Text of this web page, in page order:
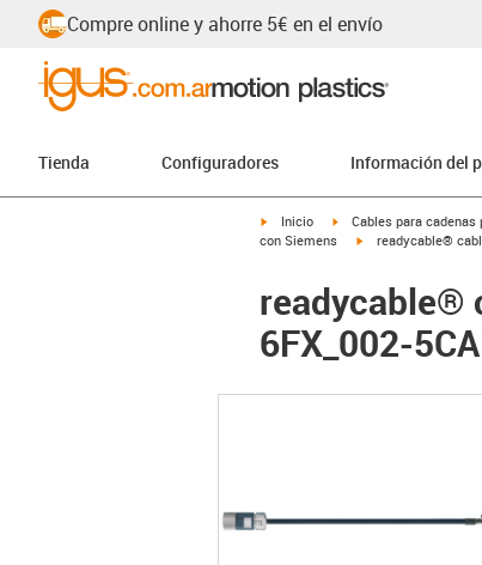
Compre online y ahorre 5€ en el envío
Tienda Configuradores Información del
igus-icon-arrow-right
Inicio igus-icon-arrow-right
Cables para cadenas
con Siemens
igus-icon-arrow-
readycable®
readycable®
6FX_002-